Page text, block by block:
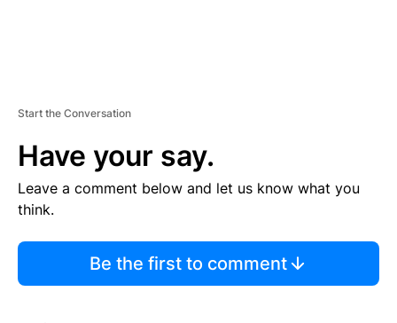
Start the Conversation
Have your say.
Leave a comment below and let us know what you
think.
Be the first to comment